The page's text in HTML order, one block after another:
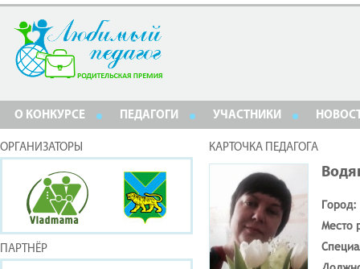
О КОНКУРСЕ ПЕДАГОГИ УЧАСТНИКИ
ОРГАНИЗАТОРЫ
ПАРТНЁР
КАРТОЧКА ПЕДАГОГА
Город:
Место